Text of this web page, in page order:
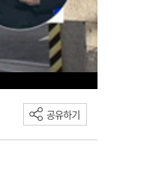
공유하기